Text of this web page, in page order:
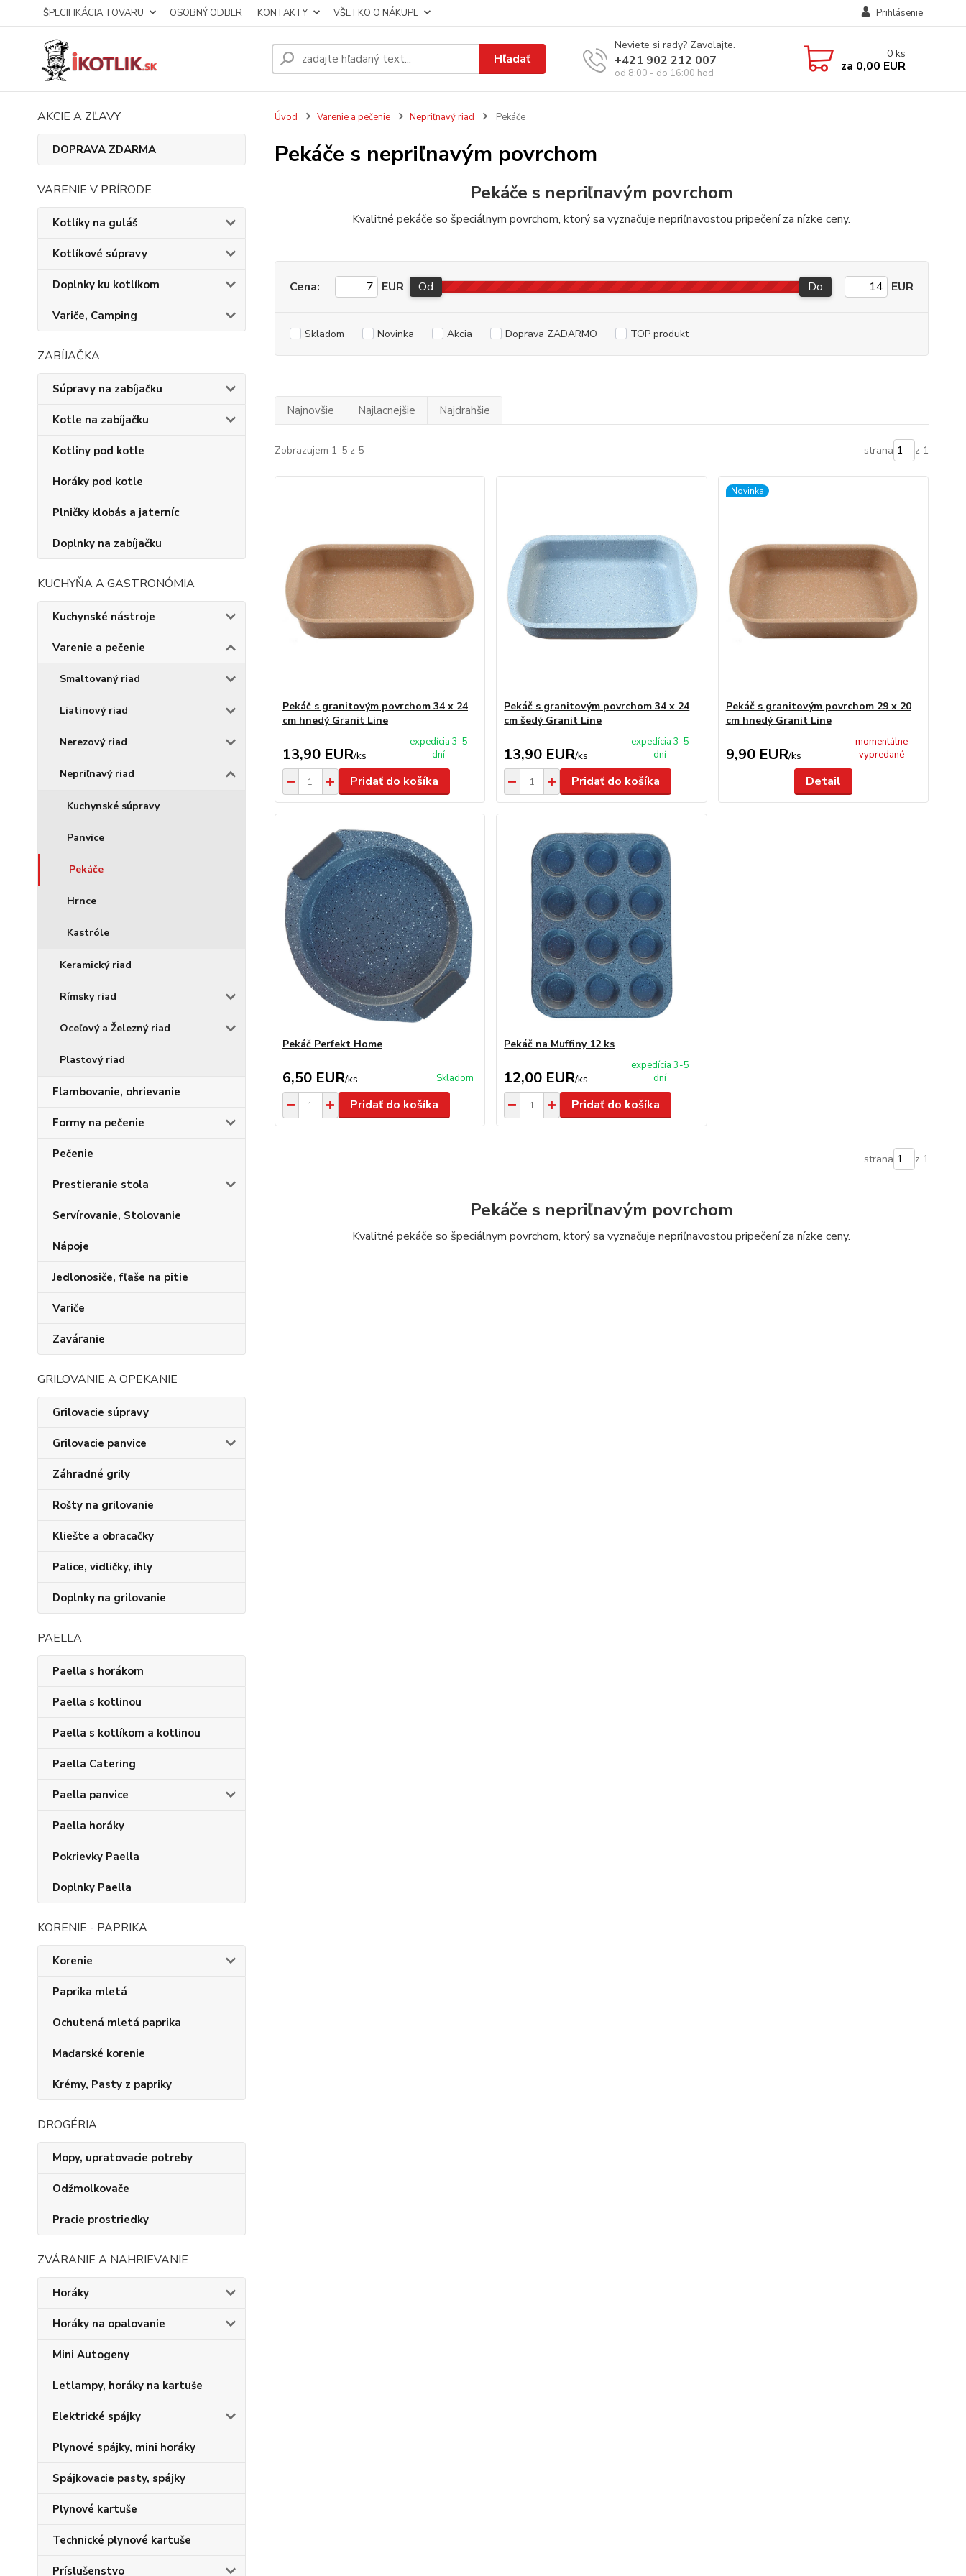
ŠPECIFIKÁCIA TOVARU OSOBNÝ ODBER KONTAKTY VŠETKO O NÁKUPE Prihlásenie
Hľadať
Neviete si rady? Zavolajte.
+421 902 212 007
od 8:00 - do 16:00 hod
0 ks
za 0,00 EUR
AKCIE A ZĽAVY
DOPRAVA ZDARMA
VARENIE V PRÍRODE
Kotlíky na guláš
Kotlíkové súpravy
Doplnky ku kotlíkom
Variče, Camping
ZABÍJAČKA
Súpravy na zabíjačku
Kotle na zabíjačku
Kotliny pod kotle
Horáky pod kotle
Plničky klobás a jaterníc
Doplnky na zabíjačku
KUCHYŇA A GASTRONÓMIA
Kuchynské nástroje
Varenie a pečenie
Smaltovaný riad
Liatinový riad
Nerezový riad
Nepriľnavý riad
Kuchynské súpravy
Panvice
Pekáče
Hrnce
Kastróle
Keramický riad
Rímsky riad
Oceľový a Železný riad
Plastový riad
Flambovanie, ohrievanie
Formy na pečenie
Pečenie
Prestieranie stola
Servírovanie, Stolovanie
Nápoje
Jedlonosiče, fľaše na pitie
Variče
Zaváranie
GRILOVANIE A OPEKANIE
Grilovacie súpravy
Grilovacie panvice
Záhradné grily
Rošty na grilovanie
Kliešte a obracačky
Palice, vidličky, ihly
Doplnky na grilovanie
PAELLA
Paella s horákom
Paella s kotlinou
Paella s kotlíkom a kotlinou
Paella Catering
Paella panvice
Paella horáky
Pokrievky Paella
Doplnky Paella
KORENIE - PAPRIKA
Korenie
Paprika mletá
Ochutená mletá paprika
Maďarské korenie
Krémy, Pasty z papriky
DROGÉRIA
Mopy, upratovacie potreby
Odžmolkovače
Pracie prostriedky
ZVÁRANIE A NAHRIEVANIE
Horáky
Horáky na opalovanie
Mini Autogeny
Letlampy, horáky na kartuše
Elektrické spájky
Plynové spájky, mini horáky
Spájkovacie pasty, spájky
Plynové kartuše
Technické plynové kartuše
Príslušenstvo
Úvod Varenie a pečenie Nepriľnavý riad Pekáče
Pekáče s nepriľnavým povrchom
Pekáče s nepriľnavým povrchom
Kvalitné pekáče so špeciálnym povrchom, ktorý sa vyznačuje nepriľnavosťou pripečení za nízke ceny.
Cena: EUR Od Do EUR
Skladom Novinka Akcia Doprava ZADARMO TOP produkt
Najnovšie Najlacnejšie Najdrahšie
Zobrazujem 1-5 z 5 strana z 1
Pekáč s granitovým povrchom 34 x 24
cm hnedý Granit Line
13,90 EUR/ks
expedícia 3-5
dní
Pridať do košíka
Pekáč s granitovým povrchom 34 x 24
cm šedý Granit Line
13,90 EUR/ks
expedícia 3-5
dní
Pridať do košíka
Novinka
Pekáč s granitovým povrchom 29 x 20
cm hnedý Granit Line
9,90 EUR/ks
momentálne
vypredané
Detail
Pekáč Perfekt Home
6,50 EUR/ks Skladom
Pridať do košíka
Pekáč na Muffiny 12 ks
12,00 EUR/ks
expedícia 3-5
dní
Pridať do košíka
strana z 1
Pekáče s nepriľnavým povrchom
Kvalitné pekáče so špeciálnym povrchom, ktorý sa vyznačuje nepriľnavosťou pripečení za nízke ceny.